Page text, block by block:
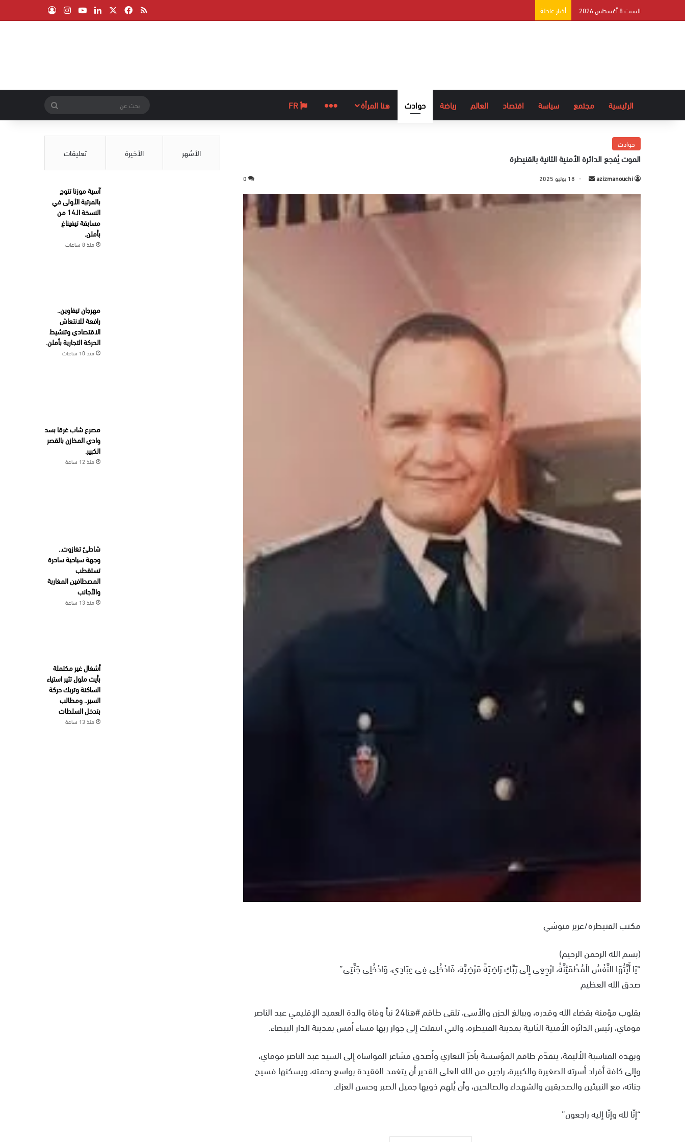
السبت 8 أغسطس 2026 أخبار عاجلة ملخص الموقع RSS
فيسبوك لينكدإن ‫YouTube
انستقرام
الرئيسية مجتمع سياسة اقتصاد العالم رياضة حوادث هنا المرأة المزيد
عن
حوادث
الموت يُفجع الدائرة الأمنية الثانية بالقنيطرة
azizmanouchi 18 يوليو 2025 0
مكتب القنيطرة/عزيز منوشي
(بسم الله الرحمن الرحيم)
“يَا أَيَّتُهَا النَّفْسُ الْمُطْمَئِنَّةُ، ارْجِعِي إِلَى رَبِّكِ رَاضِيَةً مَرْضِيَّة، فَادْخُلِي فِي عِبَادِي، وَادْخُلِي جَنَّتِي”
صدق الله العظيم
بقلوب مؤمنة بقضاء الله وقدره، وببالغ الحزن والأسى، تلقى طاقم #هنا24 نبأ وفاة والدة العميد الإقليمي عبد الناصر
موماي، رئيس الدائرة الأمنية الثانية بمدينة القنيطرة، والتي انتقلت إلى جوار ربها مساء أمس بمدينة الدار البيضاء.
وبهذه المناسبة الأليمة، يتقدّم طاقم المؤسسة بأحرّ التعازي وأصدق مشاعر المواساة إلى السيد عبد الناصر موماي،
وإلى كافة أفراد أسرته الصغيرة والكبيرة، راجين من الله العلي القدير أن يتغمد الفقيدة بواسع رحمته، ويسكنها فسيح
جناته، مع النبيئين والصديقين والشهداء والصالحين، وأن يُلهم ذويها جميل الصبر وحسن العزاء.
“إنّا لله وإنّا إليه راجعون”
الأشهر الأخيرة تعليقات
آسية موزنا تتوج
بالمرتبة الأولى في
النسخة الـ14 من
مسابقة تيفيناغ
بأملن.
منذ 8 ساعات
مهرجان تيفاوين..
رافعة للانتعاش
الاقتصادي وتنشيط
الحركة التجارية بأملن.
منذ 10 ساعات
مصرع شاب غرقا بسد
وادي المخازن بالقصر
الكبير.
منذ 12 ساعة
شاطئ تغازوت..
وجهة سياحية ساحرة
تستقطب
المصطافين المغاربة
والأجانب
منذ 13 ساعة
أشغال غير مكتملة
بأيت ملول تثير استياء
الساكنة وتربك حركة
السير.. ومطالب
بتدخل السلطات
منذ 13 ساعة